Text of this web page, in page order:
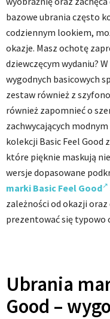
bazowe ubrania często
codziennym lookiem,
okazje. Masz ochotę
dziewczęcym wydaniu?
wygodnych basicowych
zestaw również z
również zapomnieć o
zachwycających
kolekcji Basic Feel
które pięknie maskują
wersje dopasowane
marki Basic Feel Good
zależności od okazji
prezentować się typowo
Ubrania
Good –